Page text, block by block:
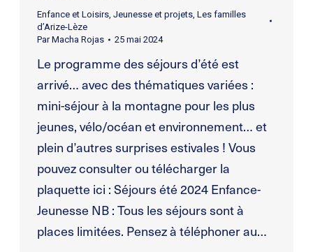
Enfance et Loisirs, Jeunesse et projets, Les familles
d’Arize-Lèze
ParMacha Rojas 25 mai 2024
Le programme des séjours d’été est
arrivé… avec des thématiques variées :
mini-séjour à la montagne pour les plus
jeunes, vélo/océan et environnement… et
plein d’autres surprises estivales ! Vous
pouvez consulter ou télécharger la
plaquette ici : Séjours été 2024 Enfance-
Jeunesse NB : Tous les séjours sont à
places limitées. Pensez à téléphoner au…